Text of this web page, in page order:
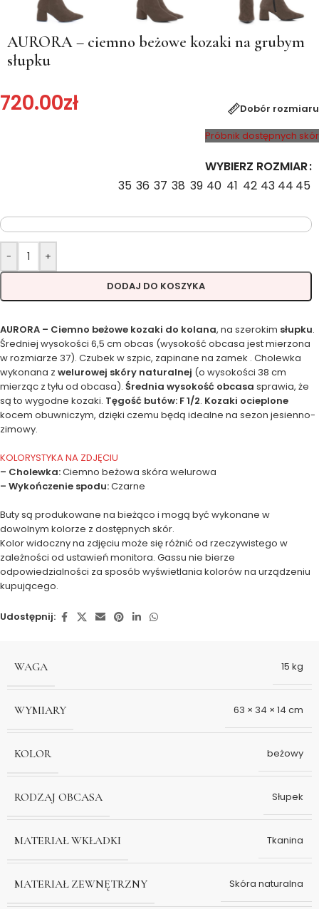
AURORA – ciemno beżowe kozaki na grubym
słupku
720.00zł
Dobór rozmiaru
Próbnik dostępnych skór
WYBIERZ ROZMIAR
35 36 37 38 39 40 41 42 43 44 45
- +
DODAJ DO KOSZYKA
AURORA – Ciemno beżowe kozaki do kolana, na szerokim słupku.
Średniej wysokości 6,5 cm obcas (wysokość obcasa jest mierzona
w rozmiarze 37). Czubek w szpic, zapinane na zamek . Cholewka
wykonana z welurowej skóry naturalnej (o wysokości 38 cm
mierząc z tyłu od obcasa). Średnia wysokość obcasa sprawia, że
są to wygodne kozaki. Tęgość butów: F 1/2. Kozaki ocieplone
kocem obuwniczym, dzięki czemu będą idealne na sezon jesienno-
zimowy.
KOLORYSTYKA NA ZDJĘCIU
– Cholewka:Ciemno beżowa skóra welurowa
– Wykończenie spodu:Czarne
Buty są produkowane na bieżąco i mogą być wykonane w
dowolnym kolorze z dostępnych skór.
Kolor widoczny na zdjęciu może się różnić od rzeczywistego w
zależności od ustawień monitora. Gassu nie bierze
odpowiedzialności za sposób wyświetlania kolorów na urządzeniu
kupującego.
Udostępnij:
WAGA 15 kg
WYMIARY 63 × 34 × 14 cm
KOLOR beżowy
RODZAJ OBCASA Słupek
MATERIAŁ WKŁADKI Tkanina
MATERIAŁ ZEWNĘTRZNY Skóra naturalna